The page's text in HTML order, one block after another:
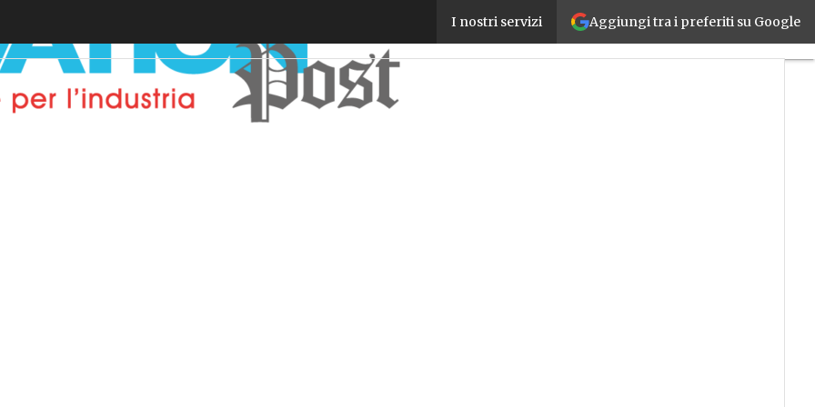
Aggiungi tra i preferiti su Google
I nostri servizi
Startup innovative, con il Fondo di Garanzia